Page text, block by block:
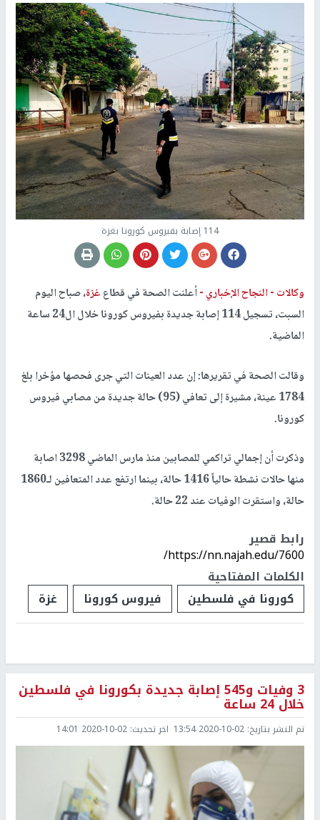
114 إصابة بفيروس كورونا بغزة
وكالات -النجاح الإخباري -أعلنت الصحة في قطاعغزة، صباح اليوم
السبت، تسجيل 114 إصابة جديدة بفيروس كورونا خلال ال24 ساعة
الماضية.
وقالت الصحة في تقريرها: إن عدد العينات التي جرى فحصها مؤخرا بلغ
1784 عينة، مشيرة إلى تعافي (95) حالة جديدة من مصابي فيروس
كورونا.
وذكرت أن إجمالي تراكمي للمصابين منذ مارس الماضي 3298 اصابة
منها حالات نشطة حالياً 1416 حالة، بينما ارتفع عدد المتعافين لـ1860
حالة، واستقرت الوفيات عند 22 حالة.
رابط قصير
https://nn.najah.edu/7600/
الكلمات المفتاحية
كورونا في فلسطين
فيروس كورونا غزة
3 وفيات و545 إصابة جديدة بكورونا في فلسطين
خلال 24 ساعة
تم النشر بتاريخ: 2020-10-02 13:54 اخر تحديث: 2020-10-02 14:01